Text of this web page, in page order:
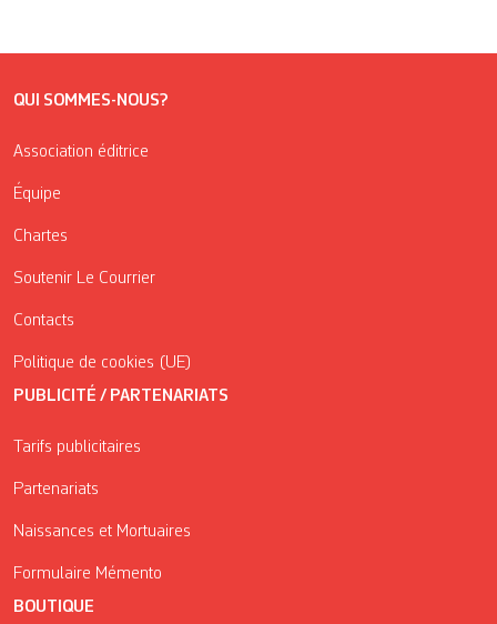
QUI SOMMES-NOUS?
Association éditrice
Équipe
Chartes
Soutenir Le Courrier
Contacts
Politique de cookies (UE)
PUBLICITÉ / PARTENARIATS
Tarifs publicitaires
Partenariats
Naissances et Mortuaires
Formulaire Mémento
BOUTIQUE